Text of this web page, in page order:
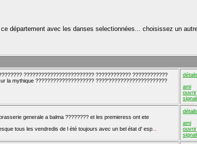
département avec les danses selectionnées... choisissez un
???????????????????????? ???????????? ????????????
la mythique ???????????????????? ????'????????????????????
ami
ouvrir
generale a balma ???????? et les premieress ont ete
tous les vendredis de l été toujours avec un bel état d' esp
ami
ouvrir